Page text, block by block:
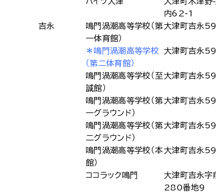
内62-1
吉永
鳴門渦潮高等学校（第
一体育館）
大津町吉永595
＊鳴門渦潮高等学校
（第二体育館）
大津町吉永595
鳴門渦潮高等学校（至
誠館）
大津町吉永595
鳴門渦潮高等学校（第
一グラウンド）
大津町吉永595
鳴門渦潮高等学校（第
二グラウンド）
大津町吉永595
鳴門渦潮高等学校（本
館）
大津町吉永595
ココラック鳴門
大津町吉永字前
280番地9